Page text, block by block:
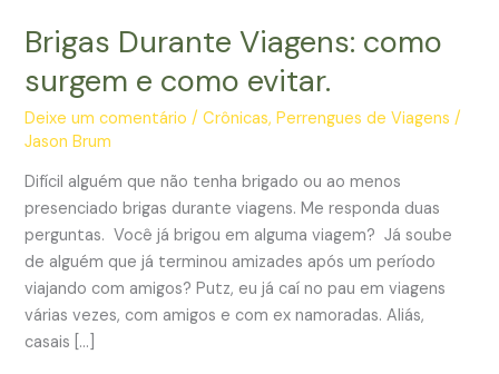
Brigas Durante Viagens: como
surgem e como evitar.
Deixe um comentário /Crônicas,Perrengues de Viagens /
Jason Brum
Difícil alguém que não tenha brigado ou ao menos
presenciado brigas durante viagens. Me responda duas
perguntas. Você já brigou em alguma viagem? Já soube
de alguém que já terminou amizades após um período
viajando com amigos? Putz, eu já caí no pau em viagens
várias vezes, com amigos e com ex namoradas. Aliás,
casais […]